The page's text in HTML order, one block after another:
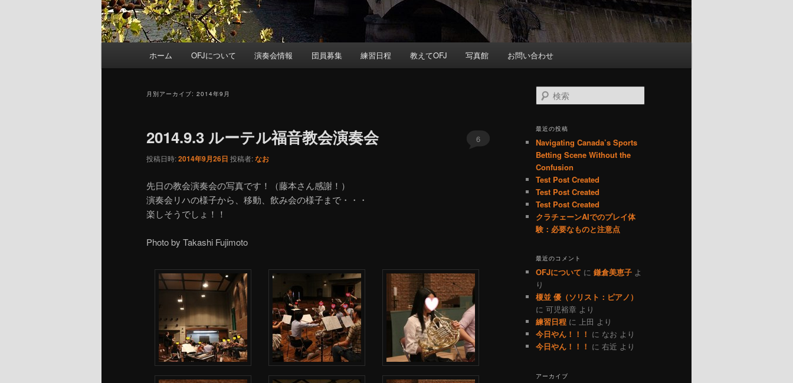
メ
コ
テ
へ
移
動
サ
ン
ン
移
動
ホーム OFJについて 演奏会情報 団員募集 練習日程 教えてOFJ 写真館 お問い合わせ
月別アーカイブ: 2014年9月
2014.9.3 ルーテル福音教会演奏会
投稿日時:2014年9月26日 投稿者:なお
6
先日の教会演奏会の写真です！（藤本さん感謝！）
演奏会リハの様子から、移動、飲み会の様子まで・・・
楽しそうでしょ！！
Photo by Takashi Fujimoto
検
索
最近の投稿
Navigating Canada’s Sports
Betting Scene Without the
Confusion
Test Post Created
Test Post Created
Test Post Created
クラチェーンAIでのプレイ体
験：必要なものと注意点
最近のコメント
OFJについて に 鎌倉美恵子 よ
り
榎並 優（ソリスト：ピアノ）
に 可児裕章 より
練習日程 に 上田 より
今日やん！！！ に なお より
今日やん！！！ に 右近 より
アーカイブ